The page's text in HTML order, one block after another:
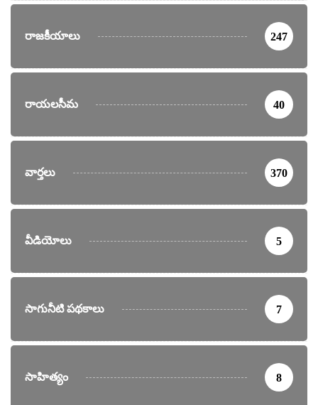
రాజకీయాలు 247
రాయలసీమ 40
వార్తలు 370
వీడియోలు 5
సాగునీటి పథకాలు 7
సాహిత్యం 8